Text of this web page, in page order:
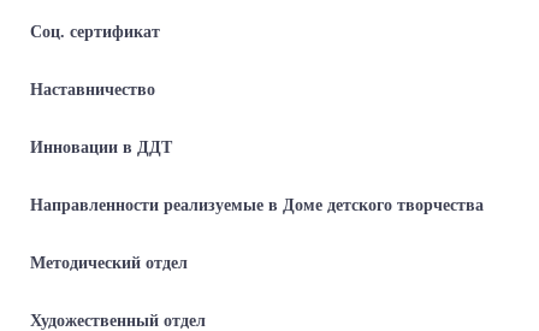
Соц. сертификат
Наставничество
Инновации в ДДТ
Направленности реализуемые в Доме детского творчества
Методический отдел
Художественный отдел